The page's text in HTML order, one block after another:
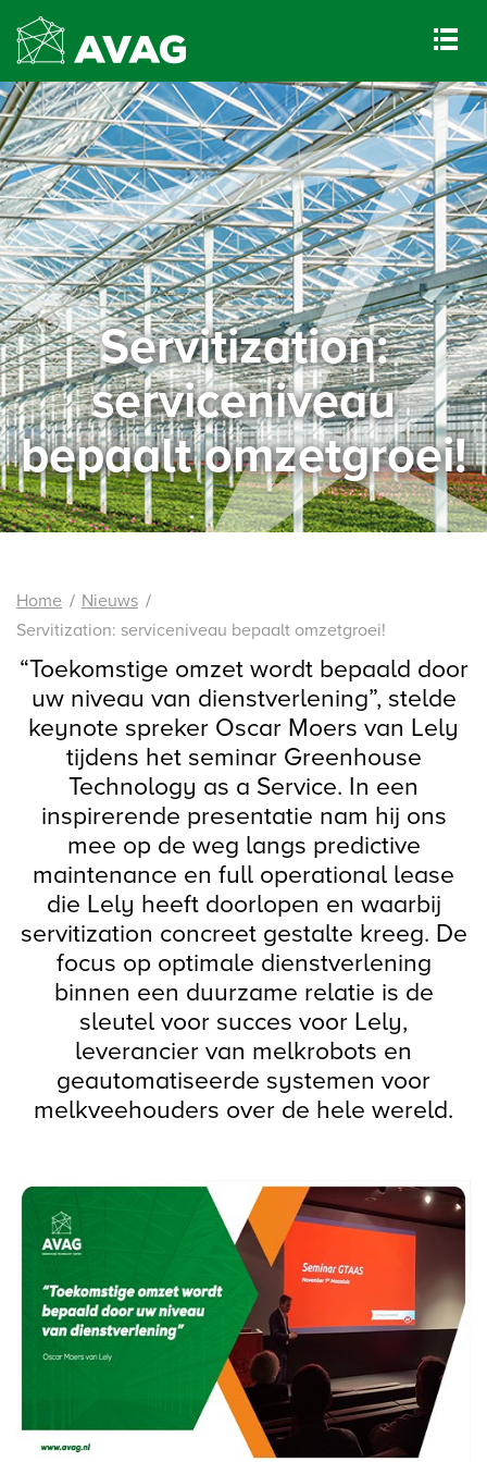
Servitization:
serviceniveau
bepaalt omzetgroei!
Home
Nieuws
Servitization: serviceniveau bepaalt omzetgroei!
“Toekomstige omzet wordt bepaald door
uw niveau van dienstverlening”, stelde
keynote spreker Oscar Moers van Lely
tijdens het seminar Greenhouse
Technology as a Service. In een
inspirerende presentatie nam hij ons
mee op de weg langs predictive
maintenance en full operational lease
die Lely heeft doorlopen en waarbij
servitization concreet gestalte kreeg. De
focus op optimale dienstverlening
binnen een duurzame relatie is de
sleutel voor succes voor Lely,
leverancier van melkrobots en
geautomatiseerde systemen voor
melkveehouders over de hele wereld.